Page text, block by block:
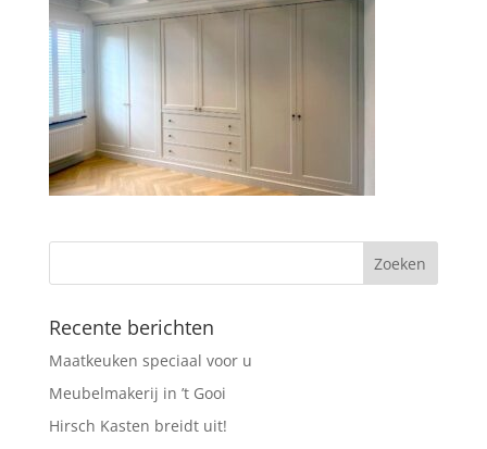
Recente berichten
Maatkeuken speciaal voor u
Meubelmakerij in ’t Gooi
Hirsch Kasten breidt uit!